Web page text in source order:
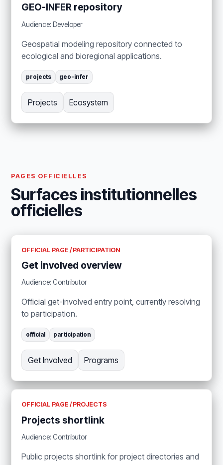
GEO-INFER repository
Audience: Developer
Geospatial modeling repository connected to
ecological and bioregional applications.
projects geo-infer
Projects Ecosystem
PAGES OFFICIELLES
Surfaces institutionnelles
officielles
OFFICIAL PAGE / PARTICIPATION
Get involved overview
Audience: Contributor
Official get-involved entry point, currently resolving
to participation.
official participation
Get Involved Programs
OFFICIAL PAGE / PROJECTS
Projects shortlink
Audience: Contributor
Public projects shortlink for project directories and